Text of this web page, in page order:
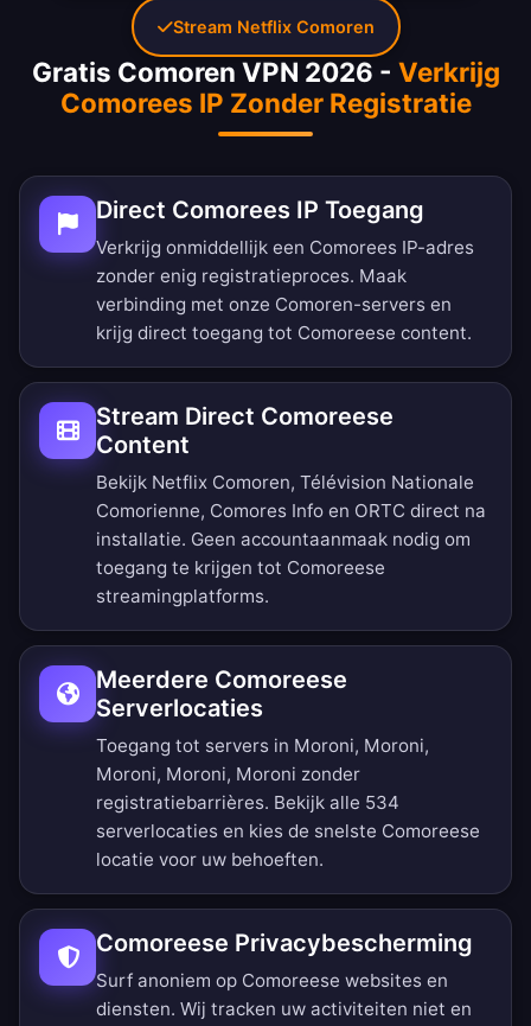
Gratis Comoren VPN 2026 - Verkrijg
Comorees IP Zonder Registratie
Direct Comorees IP Toegang
Verkrijg onmiddellijk een Comorees IP-adres
zonder enig registratieproces. Maak
verbinding met onze Comoren-servers en
krijg direct toegang tot Comoreese content.
Stream Direct Comoreese
Content
Bekijk Netflix Comoren, Télévision Nationale
Comorienne, Comores Info en ORTC direct na
installatie. Geen accountaanmaak nodig om
toegang te krijgen tot Comoreese
streamingplatforms.
Meerdere Comoreese
Serverlocaties
Toegang tot servers in Moroni, Moroni,
Moroni, Moroni, Moroni zonder
registratiebarrières. Bekijk alle 534
serverlocaties en kies de snelste Comoreese
locatie voor uw behoeften.
Comoreese Privacybescherming
Surf anoniem op Comoreese websites en
diensten. Wij tracken uw activiteiten niet en
Stream Netflix Comoren